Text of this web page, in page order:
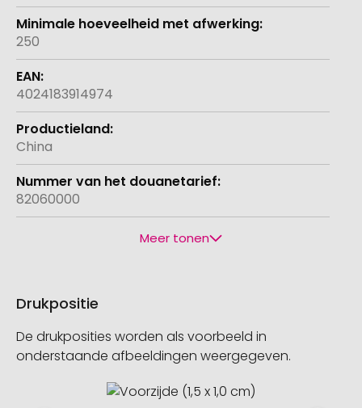
250
4024183914974
China
82060000
Meer tonen
Drukpositie
De drukposities worden als voorbeeld in
onderstaande afbeeldingen weergegeven.